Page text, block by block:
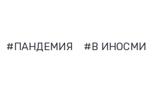
#ПАНДЕМИЯ #В ИНОСМИ